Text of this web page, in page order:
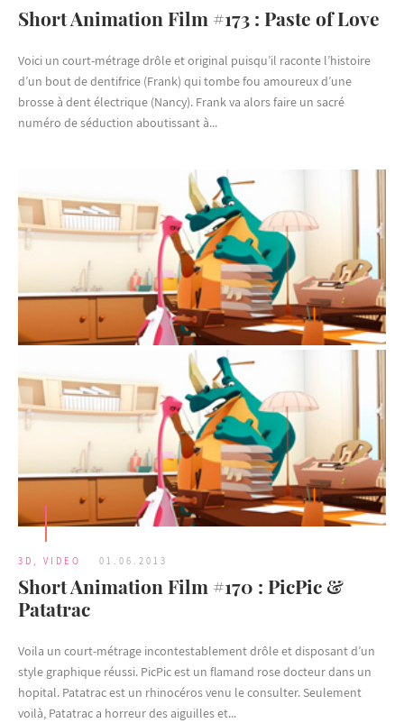
Short Animation Film #173 : Paste of Love
Voici un court-métrage drôle et original puisqu’il raconte l’histoire
d’un bout de dentifrice (Frank) qui tombe fou amoureux d’une
brosse à dent électrique (Nancy). Frank va alors faire un sacré
numéro de séduction aboutissant à...
3D , VIDEO 01.06.2013
Short Animation Film #170 : PicPic &
Patatrac
Voila un court-métrage incontestablement drôle et disposant d’un
style graphique réussi. PicPic est un flamand rose docteur dans un
hopital. Patatrac est un rhinocéros venu le consulter. Seulement
voilà, Patatrac a horreur des aiguilles et...